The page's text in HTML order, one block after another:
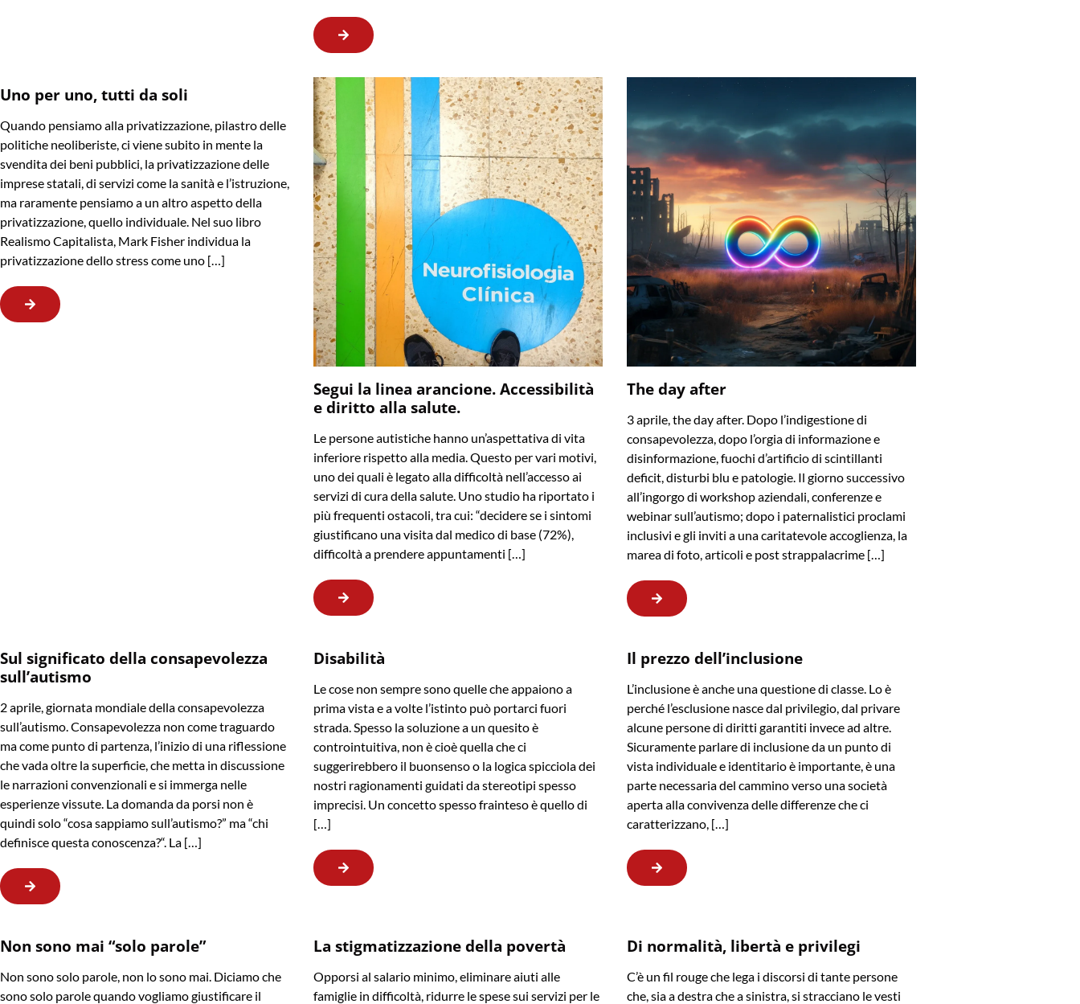
Uno per uno, tutti da soli
Quando pensiamo alla privatizzazione, pilastro delle
politiche neoliberiste, ci viene subito in mente la
svendita dei beni pubblici, la privatizzazione delle
imprese statali, di servizi come la sanità e l’istruzione,
ma raramente pensiamo a un altro aspetto della
privatizzazione, quello individuale. Nel suo libro
Realismo Capitalista, Mark Fisher individua la
privatizzazione dello stress come uno […]
Segui la linea arancione. Accessibilità
e diritto alla salute.
Le persone autistiche hanno un’aspettativa di vita
inferiore rispetto alla media. Questo per vari motivi,
uno dei quali è legato alla difficoltà nell’accesso ai
servizi di cura della salute. Uno studio ha riportato i
più frequenti ostacoli, tra cui: “decidere se i sintomi
giustificano una visita dal medico di base (72%),
difficoltà a prendere appuntamenti […]
The day after
3 aprile, the day after. Dopo l’indigestione di
consapevolezza, dopo l’orgia di informazione e
disinformazione, fuochi d’artificio di scintillanti
deficit, disturbi blu e patologie. Il giorno successivo
all’ingorgo di workshop aziendali, conferenze e
webinar sull’autismo; dopo i paternalistici proclami
inclusivi e gli inviti a una caritatevole accoglienza, la
marea di foto, articoli e post strappalacrime […]
Sul significato della consapevolezza
sull’autismo
2 aprile, giornata mondiale della consapevolezza
sull’autismo. Consapevolezza non come traguardo
ma come punto di partenza, l’inizio di una riflessione
che vada oltre la superficie, che metta in discussione
le narrazioni convenzionali e si immerga nelle
esperienze vissute. La domanda da porsi non è
quindi solo “cosa sappiamo sull’autismo?” ma “chi
definisce questa conoscenza?“. La […]
Disabilità
Le cose non sempre sono quelle che appaiono a
prima vista e a volte l’istinto può portarci fuori
strada. Spesso la soluzione a un quesito è
controintuitiva, non è cioè quella che ci
suggerirebbero il buonsenso o la logica spicciola dei
nostri ragionamenti guidati da stereotipi spesso
imprecisi. Un concetto spesso frainteso è quello di
[…]
Il prezzo dell’inclusione
L’inclusione è anche una questione di classe. Lo è
perché l’esclusione nasce dal privilegio, dal privare
alcune persone di diritti garantiti invece ad altre.
Sicuramente parlare di inclusione da un punto di
vista individuale e identitario è importante, è una
parte necessaria del cammino verso una società
aperta alla convivenza delle differenze che ci
caratterizzano, […]
Non sono mai “solo parole”
Non sono solo parole, non lo sono mai. Diciamo che
sono solo parole quando vogliamo giustificare il
La stigmatizzazione della povertà
Opporsi al salario minimo, eliminare aiuti alle
famiglie in difficoltà, ridurre le spese sui servizi per le
Di normalità, libertà e privilegi
C’è un fil rouge che lega i discorsi di tante persone
che, sia a destra che a sinistra, si stracciano le vesti